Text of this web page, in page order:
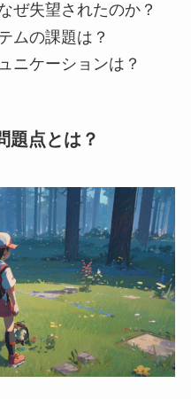
ぜ失望されたのか？
ムの課題は？
ニケーションは？
題点とは？